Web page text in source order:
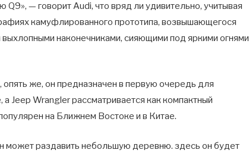
— говорит Audi, что вряд ли удивительно, учитывая
камуфлированного прототипа, возвышающегося
наконечниками, сияющими под яркими огнями
опять же, он предназначен в первую очередь для
Jeep Wrangler рассматривается как компактный
на Ближнем Востоке и в Китае.
может раздавить небольшую деревню. здесь он будет